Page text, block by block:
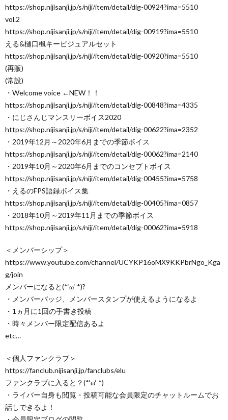
https://shop.nijisanji.jp/s/niji/item/detail/dig-00924?ima=5510
vol.2
https://shop.nijisanji.jp/s/niji/item/detail/dig-00919?ima=5510
える&樋口楓キービジュアルセット
https://shop.nijisanji.jp/s/niji/item/detail/dig-00920?ima=5510
(再販)
(常設)
・Welcome voice ←NEW！！
https://shop.nijisanji.jp/s/niji/item/detail/dig-00848?ima=4335
・にじさんじマンスリーボイス2020
https://shop.nijisanji.jp/s/niji/item/detail/dig-00622?ima=2352
・2019年12月～2020年6月までの季節ボイス
https://shop.nijisanji.jp/s/niji/item/detail/dig-00062?ima=2140
・2019年10月～2020年6月までのコンセプトボイス
https://shop.nijisanji.jp/s/niji/item/detail/dig-00455?ima=5758
・えるのFPS語録ボイス集
https://shop.nijisanji.jp/s/niji/item/detail/dig-00405?ima=0857
・2018年10月～2019年11月までの季節ボイス
https://shop.nijisanji.jp/s/niji/item/detail/dig-00062?ima=5918
＜メンバーシップ＞
https://www.youtube.com/channel/UCYKP16oMX9KKPbrNgo_Kga
g/join
メンバーになると(*‘ω‘ *)?
・メンバーバッジ、メンバースタンプが使えるようになるよ
・1ヵ月に1回の手書き投稿
・時々メンバー限定配信あるよ
etc…
＜個人ファンクラブ＞
https://fanclub.nijisanji.jp/fanclubs/elu
ファンクラブに入ると？(*‘ω‘ *)
・ライバー自身も閲覧・投稿可能な会員限定のチャットルームでお
話しできるよ！